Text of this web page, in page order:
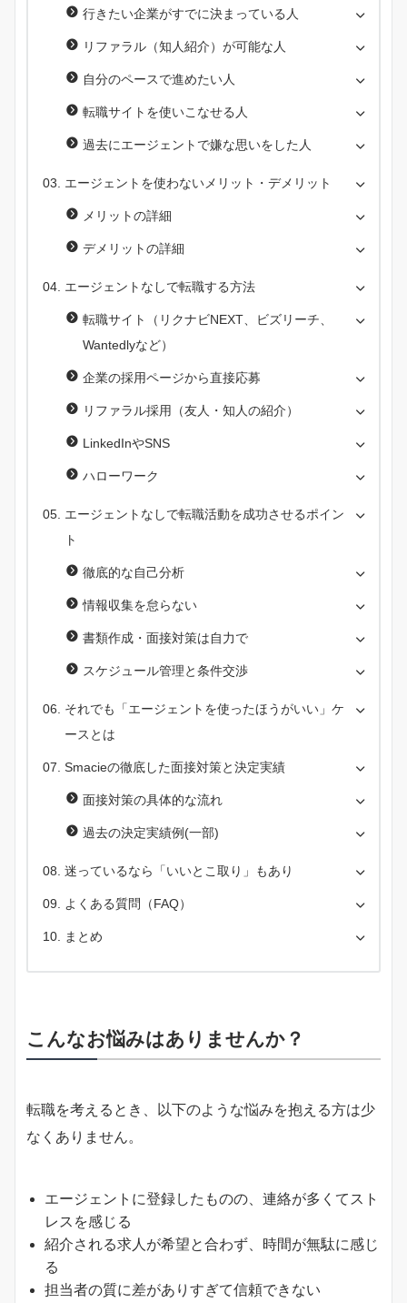
行きたい企業がすでに決まっている人
リファラル（知人紹介）が可能な人
自分のペースで進めたい人
転職サイトを使いこなせる人
過去にエージェントで嫌な思いをした人
エージェントを使わないメリット・デメリット
メリットの詳細
デメリットの詳細
エージェントなしで転職する方法
転職サイト（リクナビNEXT、ビズリーチ、
Wantedlyなど）
企業の採用ページから直接応募
リファラル採用（友人・知人の紹介）
LinkedInやSNS
ハローワーク
エージェントなしで転職活動を成功させるポイン
ト
徹底的な自己分析
情報収集を怠らない
書類作成・面接対策は自力で
スケジュール管理と条件交渉
それでも「エージェントを使ったほうがいい」ケ
ースとは
Smacieの徹底した面接対策と決定実績
面接対策の具体的な流れ
過去の決定実績例(一部)
迷っているなら「いいとこ取り」もあり
よくある質問（FAQ）
まとめ
こんなお悩みはありませんか？
転職を考えるとき、以下のような悩みを抱える方は少
なくありません。
エージェントに登録したものの、連絡が多くてスト
レスを感じる
紹介される求人が希望と合わず、時間が無駄に感じ
る
担当者の質に差がありすぎて信頼できない